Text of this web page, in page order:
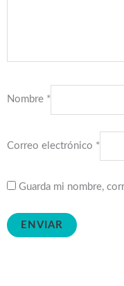
Nombre *
Correo electrónico *
Guarda mi nombre,